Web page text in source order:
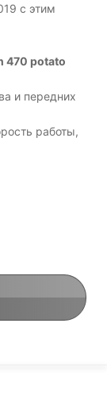
с этим
470 potato
и передних
работы,